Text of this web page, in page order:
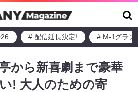
# 配信延長決定! # M-1グラン
から新喜劇まで豪華
! 大人のための寄